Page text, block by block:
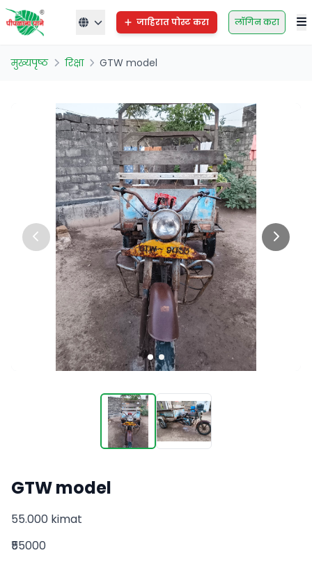
जाहिरात पोस्ट करा लॉगिन करा
मुख्यपृष्ठ रिक्षा GTW model
GTW model
55.000 kimat
₹55000